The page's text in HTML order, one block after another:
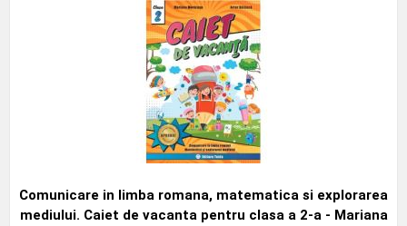
Comunicare in limba romana, matematica si explorarea
mediului. Caiet de vacanta pentru clasa a 2-a - Mariana